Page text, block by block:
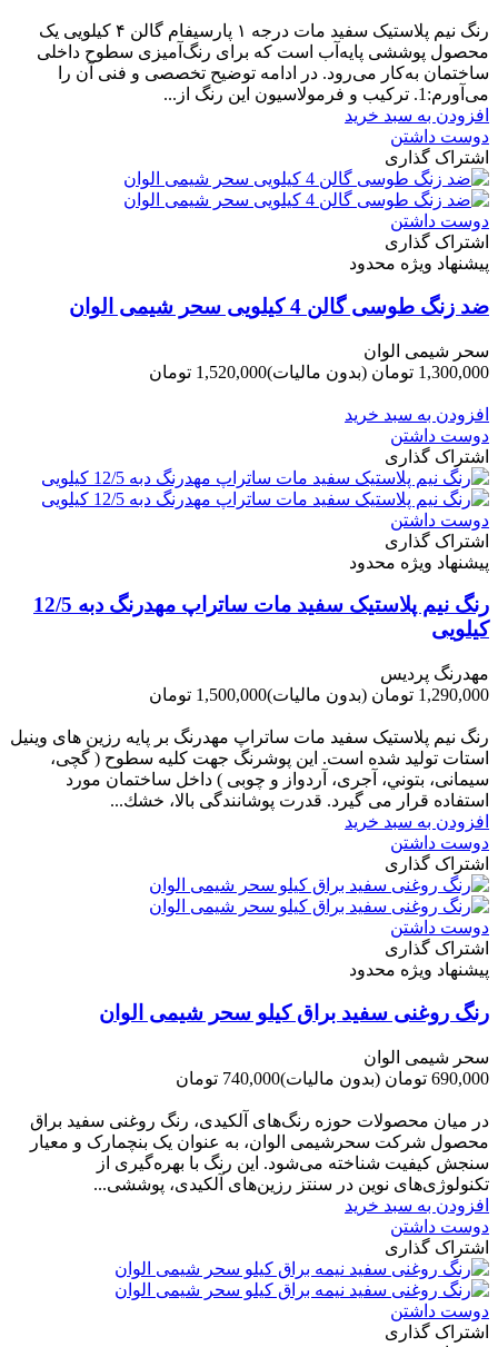
رنگ نیم‌ پلاستیک سفید مات درجه ۱ پارسیفام گالن ۴ کیلویی یک
محصول پوششی پایه‌آب است که برای رنگ‌آمیزی سطوح داخلی
ساختمان به‌کار می‌رود. در ادامه توضیح تخصصی و فنی آن را
می‌آورم:1. ترکیب و فرمولاسیون این رنگ از...
افزودن به سبد خرید
دوست داشتن
اشتراک گذاری
دوست داشتن
اشتراک گذاری
پیشنهاد ویژه محدود
ضد زنگ طوسی گالن 4 کیلویی سحر شیمی الوان
سحر شیمی الوان
1,300,000 تومان
(بدون مالیات)1,520,000 تومان
افزودن به سبد خرید
دوست داشتن
اشتراک گذاری
دوست داشتن
اشتراک گذاری
پیشنهاد ویژه محدود
رنگ نیم پلاستیک سفید مات ساتراپ مهدرنگ دبه 12/5
کیلویی
مهدرنگ پردیس
1,290,000 تومان
(بدون مالیات)1,500,000 تومان
رنگ نیم پلاستیک سفید مات ساتراپ مهدرنگ بر پایه رزین های وینیل
استات تولید شده است. این پوشرنگ جهت کلیه سطوح ( گچی،
سیمانی، بتوني، آجری، آردواز و چوبی ) داخل ساختمان مورد
استفاده قرار می گیرد. قدرت پوشانندگی بالا، خشك...
افزودن به سبد خرید
دوست داشتن
اشتراک گذاری
دوست داشتن
اشتراک گذاری
پیشنهاد ویژه محدود
رنگ روغنی سفید براق کیلو سحر شیمی الوان
سحر شیمی الوان
690,000 تومان
(بدون مالیات)740,000 تومان
در میان محصولات حوزه رنگ‌های آلکیدی، رنگ روغنی سفید براق
محصول شرکت سحرشیمی الوان، به عنوان یک بنچمارک و معیار
سنجش کیفیت شناخته می‌شود. این رنگ با بهره‌گیری از
تکنولوژی‌های نوین در سنتز رزین‌های آلکیدی، پوششی...
افزودن به سبد خرید
دوست داشتن
اشتراک گذاری
دوست داشتن
اشتراک گذاری